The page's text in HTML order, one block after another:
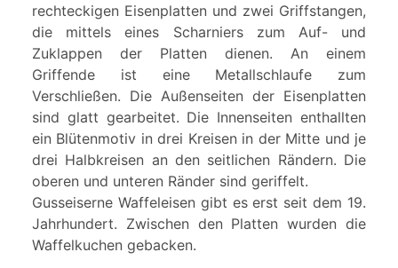
rechteckigen Eisenplatten und zwei Griffstangen,
die mittels eines Scharniers zum Auf- und
Zuklappen der Platten dienen. An einem
Griffende ist eine Metallschlaufe zum
Verschließen. Die Außenseiten der Eisenplatten
sind glatt gearbeitet. Die Innenseiten enthallten
ein Blütenmotiv in drei Kreisen in der Mitte und je
drei Halbkreisen an den seitlichen Rändern. Die
oberen und unteren Ränder sind geriffelt.
Gusseiserne Waffeleisen gibt es erst seit dem 19.
Jahrhundert. Zwischen den Platten wurden die
Waffelkuchen gebacken.